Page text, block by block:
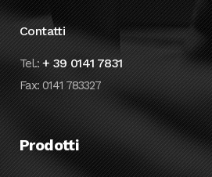
Contatti
Tel.:+ 39 0141 7831
Fax: 0141 783327
Prodotti